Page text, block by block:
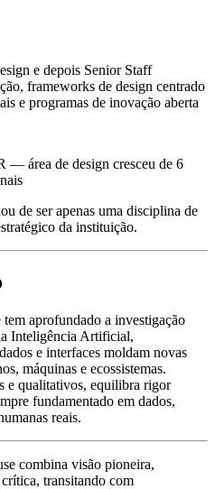
e depois Senior Staff
frameworks de design centrado
e programas de inovação aberta
— área de design cresceu de 6
de ser apenas uma disciplina de
da instituição.
aprofundado a investigação
Inteligência Artificial,
e interfaces moldam novas
máquinas e ecossistemas.
e qualitativos, equilibra rigor
fundamentado em dados,
reais.
combina visão pioneira,
transitando com